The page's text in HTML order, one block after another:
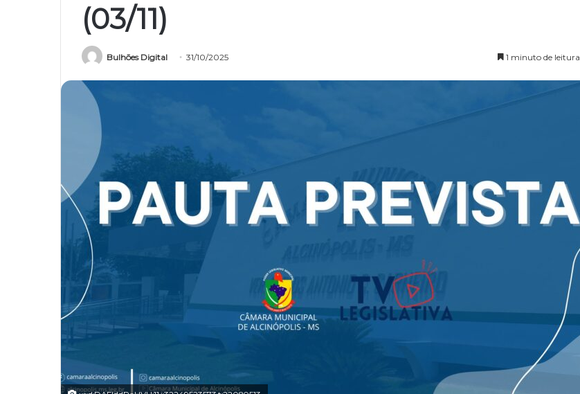
(03/11)
Bulhões Digital 31/10/2025 1 minuto de leitura